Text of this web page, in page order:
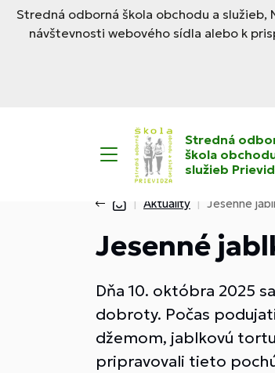
Stredná odborná škola obchodu a služieb,
návštevnosti webového sídla alebo k
Stredná
škola
služieb
Aktuality Jesenné
Jesenné
Dňa 10. októbra 2025
dobroty. Počas
džemom, jablkovú
pripravovali tieto